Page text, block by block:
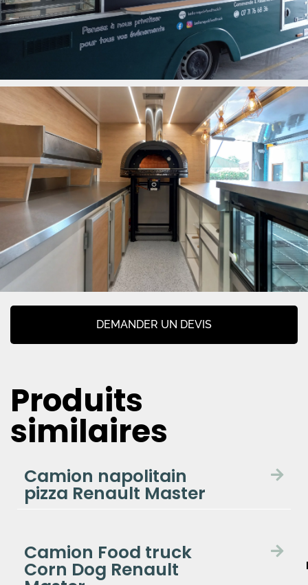
DEMANDER UN DEVIS
Produits
similaires
Camion napolitain
pizza Renault Master
Camion Food truck
Corn Dog Renault